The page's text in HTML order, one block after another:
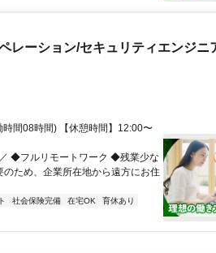
レーション/セキュリティエンジニ
時間08時間) 【休憩時間】12:00〜
◆フルリモートワーク ◆残業少な
ため、企業所在地から遠方にお住
社会保険完備 在宅OK
育休あり